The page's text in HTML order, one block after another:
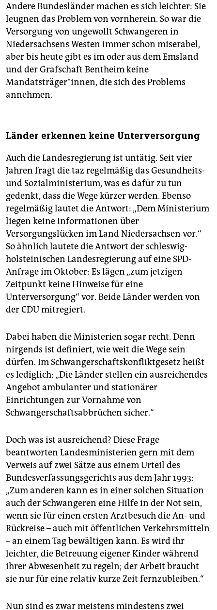
Andere Bundesländer machen es sich leichter: Sie
leugnen das Problem von vornherein. So war die
Versorgung von ungewollt Schwangeren in
Niedersachsens Westen immer schon miserabel,
aber bis heute gibt es im oder aus dem Emsland
und der Grafschaft Bentheim keine
Mandatsträger*innen, die sich des Problems
annehmen.
Länder erkennen keine Unterversorgung
Auch die Landesregierung ist untätig. Seit vier
Jahren fragt die taz regelmäßig das Gesundheits-
und Sozialministerium, was es dafür zu tun
gedenkt, dass die Wege kürzer werden. Ebenso
regelmäßig lautet die Antwort: „Dem Ministerium
liegen keine Informationen über
Versorgungslücken im Land Niedersachsen vor.“
So ähnlich lautete die Antwort der schleswig-
holsteinischen Landesregierung auf eine SPD-
Anfrage im Oktober: Es lägen „zum jetzigen
Zeitpunkt keine Hinweise für eine
Unterversorgung“ vor. Beide Länder werden von
der CDU mitregiert.
Dabei haben die Ministerien sogar recht. Denn
nirgends ist definiert, wie weit die Wege sein
dürfen. Im Schwangerschaftskonfliktgesetz heißt
es lediglich: „Die Länder stellen ein ausreichendes
Angebot ambulanter und stationärer
Einrichtungen zur Vornahme von
Schwangerschaftsabbrüchen sicher.“
Doch was ist ausreichend? Diese Frage
beantworten Landesministerien gern mit dem
Verweis auf zwei Sätze aus einem Urteil des
Bundesverfassungsgerichts aus dem Jahr 1993:
„Zum anderen kann es in einer solchen Situation
auch der Schwangeren eine Hilfe in der Not sein,
wenn sie für einen ersten Arztbesuch die An- und
Rückreise – auch mit öffentlichen Verkehrsmitteln
– an einem Tag bewältigen kann. Es wird ihr
leichter, die Betreuung eigener Kinder während
ihrer Abwesenheit zu regeln; der Arbeit braucht
sie nur für eine relativ kurze Zeit fernzubleiben.“
Nun sind es zwar meistens mindestens zwei